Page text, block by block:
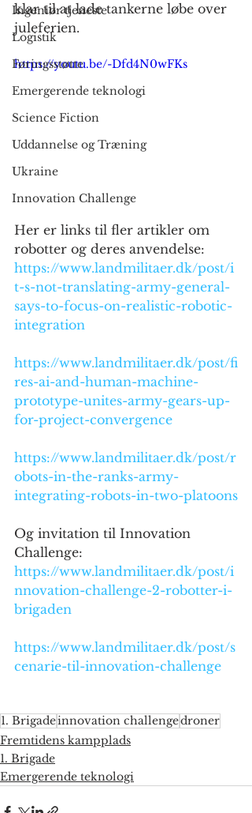
Ingeniør tjeneste
Logistik
Føringsstøtte
Emergerende teknologi
Science Fiction
Uddannelse og Træning
Ukraine
Innovation Challenge
klar til at lade tankerne løbe over
juleferien.
https://youtu.be/-Dfd4N0wFKs
Her er links til fler artikler om
robotter og deres anvendelse:
https://www.landmilitaer.dk/post/i
t-s-not-translating-army-general-
says-to-focus-on-realistic-robotic-
integration
https://www.landmilitaer.dk/post/fi
res-ai-and-human-machine-
prototype-unites-army-gears-up-
for-project-convergence
https://www.landmilitaer.dk/post/r
obots-in-the-ranks-army-
integrating-robots-in-two-platoons
Og invitation til Innovation
Challenge:
https://www.landmilitaer.dk/post/i
nnovation-challenge-2-robotter-i-
brigaden
https://www.landmilitaer.dk/post/s
cenarie-til-innovation-challenge
1. Brigadeinnovation challengedroner
Fremtidens kampplads
1. Brigade
Emergerende teknologi